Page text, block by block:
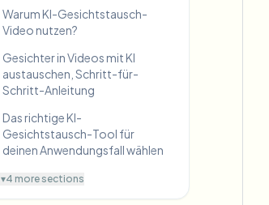
Warum KI-Gesichtstausch-
Video nutzen?
Gesichter in Videos mit KI
austauschen, Schritt-für-
Schritt-Anleitung
Das richtige KI-
Gesichtstausch-Tool für
deinen Anwendungsfall wählen
▾4 more sections